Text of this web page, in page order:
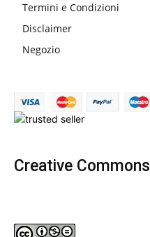
Termini e Condizioni
Disclaimer
Negozio
Creative Commons